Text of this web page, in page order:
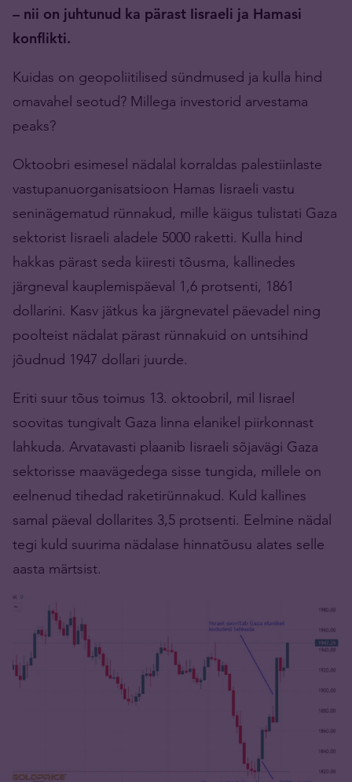
– nii on juhtunud ka pärast Iisraeli ja Hamasi
konflikti.
Kuidas on geopoliitilised sündmused ja kulla hind
omavahel seotud? Millega investorid arvestama
peaks?
Oktoobri esimesel nädalal korraldas palestiinlaste
vastupanuorganisatsioon Hamas Iisraeli vastu
seninägematud rünnakud, mille käigus tulistati Gaza
sektorist Iisraeli aladele 5000 raketti. Kulla hind
hakkas pärast seda kiiresti tõusma, kallinedes
järgneval kauplemispäeval 1,6 protsenti, 1861
dollarini. Kasv jätkus ka järgnevatel päevadel ning
poolteist nädalat pärast rünnakuid on untsihind
jõudnud 1947 dollari juurde.
Eriti suur tõus toimus 13. oktoobril, mil Iisrael
soovitas tungivalt Gaza linna elanikel piirkonnast
lahkuda. Arvatavasti plaanib Iisraeli sõjavägi Gaza
sektorisse maavägedega sisse tungida, millele on
eelnenud tihedad raketirünnakud. Kuld kallines
samal päeval dollarites 3,5 protsenti. Eelmine nädal
tegi kuld suurima nädalase hinnatõusu alates selle
aasta märtsist.